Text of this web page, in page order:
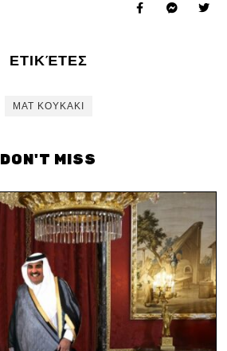
ΕΤΙΚΈΤΕΣ
ΜΑΤ ΚΟΥΚΑΚΙ
DON'T MISS